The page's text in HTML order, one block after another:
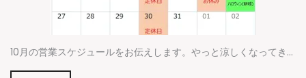
10月の営業スケジュールをお伝えします。やっと涼しくなってき…